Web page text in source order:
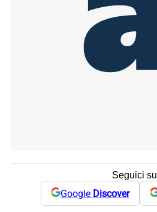
Seguici su
Google Discover